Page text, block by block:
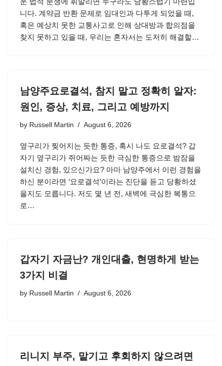
니다. 계약금 반환 문제로 임대인과 다투게 되었을 때,
혹은 예상치 못한 교통사고로 인해 상대방과 합의점을
찾지 못하고 있을 때, 우리는 혼자서는 도저히 해결할…
남양주요로결석, 참지 말고 정확히 알자:
원인, 증상, 치료, 그리고 예방까지
by Russell Martin August 6, 2026
옆구리가 찢어지는 듯한 통증, 혹시 나도 요로결석? 갑
자기 옆구리가 쥐어짜는 듯한 극심한 통증으로 밤잠을
설치신 경험, 있으신가요? 아마 남양주에서 이런 경험을
하신 분이라면 ‘요로결석’이라는 진단을 듣고 당황하셨
을지도 모릅니다. 저도 몇 년 전, 새벽에 극심한 복통으
로…
갑자기 자금난? 개인대출, 현명하게 받는
3가지 비결
by Russell Martin August 6, 2026
리니지 부주, 맡기고 후회하지 않으려면